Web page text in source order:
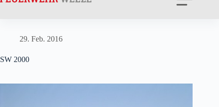
29. Feb. 2016
SW 2000